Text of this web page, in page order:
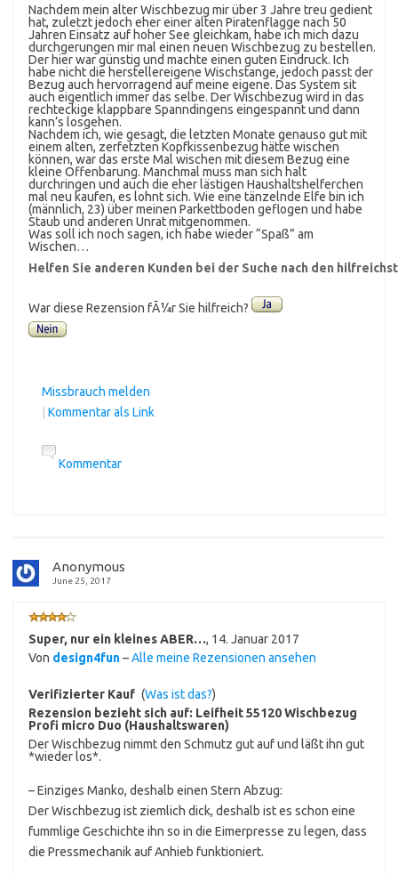
Nachdem mein alter Wischbezug mir über 3 Jahre treu gedient
hat, zuletzt jedoch eher einer alten Piratenflagge nach 50
Jahren Einsatz auf hoher See gleichkam, habe ich mich dazu
durchgerungen mir mal einen neuen Wischbezug zu bestellen.
Der hier war günstig und machte einen guten Eindruck. Ich
habe nicht die herstellereigene Wischstange, jedoch passt der
Bezug auch hervorragend auf meine eigene. Das System sit
auch eigentlich immer das selbe. Der Wischbezug wird in das
rechteckige klappbare Spanndingens eingespannt und dann
kann’s losgehen.
Nachdem ich, wie gesagt, die letzten Monate genauso gut mit
einem alten, zerfetzten Kopfkissenbezug hätte wischen
können, war das erste Mal wischen mit diesem Bezug eine
kleine Offenbarung. Manchmal muss man sich halt
durchringen und auch die eher lästigen Haushaltshelferchen
mal neu kaufen, es lohnt sich. Wie eine tänzelnde Elfe bin ich
(männlich, 23) über meinen Parkettboden geflogen und habe
Staub und anderen Unrat mitgenommen.
Was soll ich noch sagen, ich habe wieder “Spaß” am
Wischen…
Helfen Sie anderen Kunden bei der Suche nach den
War diese Rezension fÃ¼r Sie hilfreich?
Missbrauch melden
Kommentar als Link
Kommentar
Anonymous
June 25, 2017
Super, nur ein kleines ABER…, 14. Januar 2017
Von design4fun–Alle meine Rezensionen ansehen
Verifizierter Kauf (Was ist das?)
Rezension bezieht sich auf: Leifheit 55120 Wischbezug
Profi micro Duo (Haushaltswaren)
Der Wischbezug nimmt den Schmutz gut auf und läßt ihn gut
*wieder los*.
– Einziges Manko, deshalb einen Stern Abzug:
Der Wischbezug ist ziemlich dick, deshalb ist es schon eine
fummlige Geschichte ihn so in die Eimerpresse zu legen, dass
die Pressmechanik auf Anhieb funktioniert.